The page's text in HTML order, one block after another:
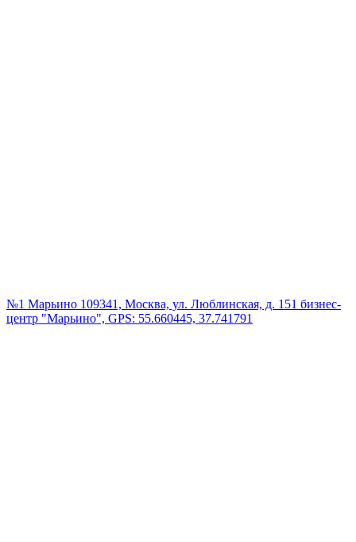
№1 Марьино 109341, Москва, ул. Люблинская, д. 151 бизнес-
центр "Марьино", GPS: 55.660445, 37.741791